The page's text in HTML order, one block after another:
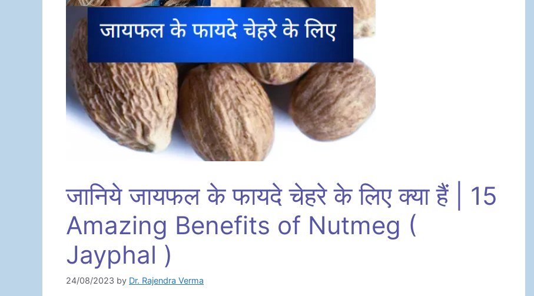
जानिये जायफल के फायदे चेहरे के लिए क्या हैं | 15
Amazing Benefits of Nutmeg (
Jayphal )
24/08/2023 by Dr. Rajendra Verma